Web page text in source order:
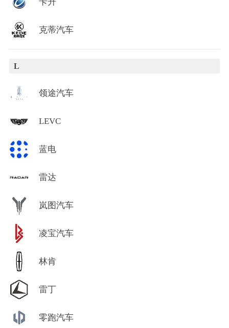
克蒂汽车
L
领途汽车
LEVC
蓝电
雷达
岚图汽车
凌宝汽车
林肯
雷丁
零跑汽车